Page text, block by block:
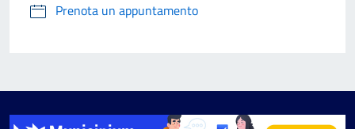
Prenota un appuntamento